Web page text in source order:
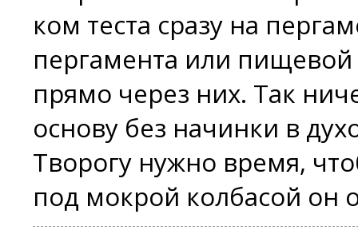
ком теста сразу на
пергамента или пищевой
прямо через них. Так
основу без начинки в
Творогу нужно время,
под мокрой колбасой он